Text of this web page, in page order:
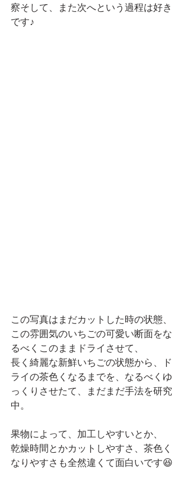
察そして、また次へという過程は好き
です♪
この写真はまだカットした時の状態、
この雰囲気のいちごの可愛い断面をな
るべくこのままドライさせて、
長く綺麗な新鮮いちごの状態から、ド
ライの茶色くなるまでを、なるべくゆ
っくりさせたて、まだまだ手法を研究
中。
果物によって、加工しやすいとか、
乾燥時間とかカットしやすさ、茶色く
なりやすさも全然違くて面白いです😆